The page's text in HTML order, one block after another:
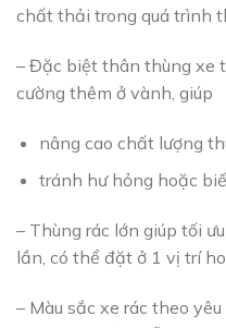
chất thải trong quá trình
– Đặc biệt thân thùng xe
cường thêm ở vành, giúp
nâng cao chất lượng
tránh hư hỏng hoặc
– Thùng rác lớn giúp tối
lần, có thể đặt ở 1 vị trí
– Màu sắc xe rác theo